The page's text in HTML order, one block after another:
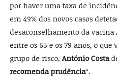
por haver uma taxa de
em 49% dos novos casos
desaconselhamento da vacina
entre os 65 e os 79 anos, o
grupo de risco, António Costa
recomenda prudência“.